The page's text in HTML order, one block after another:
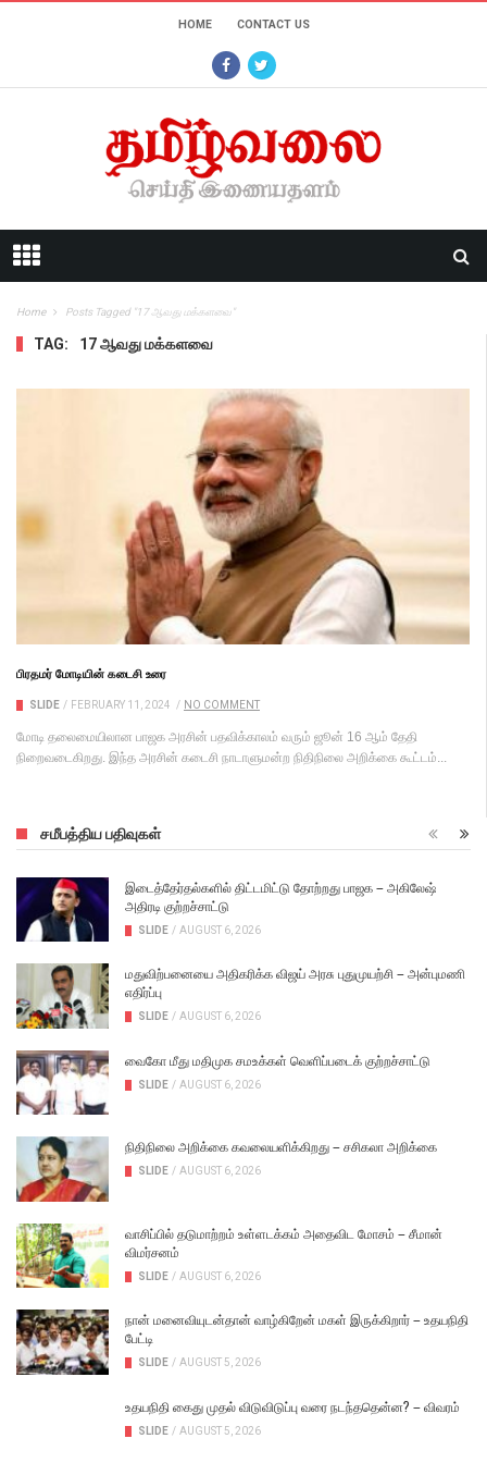
HOME CONTACT US
Home Posts Tagged "17 ஆவது மக்களவை"
TAG: 17 ஆவது மக்களவை
பிரதமர் மோடியின் கடைசி உரை
SLIDE / FEBRUARY 11, 2024 / NO COMMENT
மோடி தலைமையிலான பாஜக அரசின் பதவிக்காலம் வரும் ஜூன் 16 ஆம் தேதி
நிறைவடைகிறது. இந்த அரசின் கடைசி நாடாளுமன்ற நிதிநிலை அறிக்கை கூட்டம்...
சமீபத்திய பதிவுகள்
இடைத்தேர்தல்களில் திட்டமிட்டு தோற்றது பாஜக – அகிலேஷ்
அதிரடி குற்றச்சாட்டு
SLIDE / AUGUST 6, 2026
மதுவிற்பனையை அதிகரிக்க விஜய் அரசு புதுமுயற்சி – அன்புமணி
எதிர்ப்பு
SLIDE / AUGUST 6, 2026
வைகோ மீது மதிமுக சமஉக்கள் வெளிப்படைக் குற்றச்சாட்டு
SLIDE / AUGUST 6, 2026
நிதிநிலை அறிக்கை கவலையளிக்கிறது – சசிகலா அறிக்கை
SLIDE / AUGUST 6, 2026
வாசிப்பில் தடுமாற்றம் உள்ளடக்கம் அதைவிட மோசம் – சீமான்
விமர்சனம்
SLIDE / AUGUST 6, 2026
நான் மனைவியுடன்தான் வாழ்கிறேன் மகள் இருக்கிறார் – உதயநிதி
பேட்டி
SLIDE / AUGUST 5, 2026
உதயநிதி கைது முதல் விடுவிடுப்பு வரை நடந்ததென்ன? – விவரம்
SLIDE / AUGUST 5, 2026